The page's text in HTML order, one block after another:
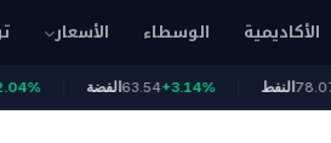
الأكاديمية الوسطاء الأسعار
63.54 +3.14% 78.07